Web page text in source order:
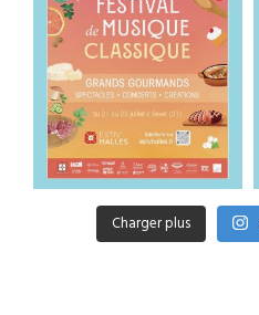
Charger plus